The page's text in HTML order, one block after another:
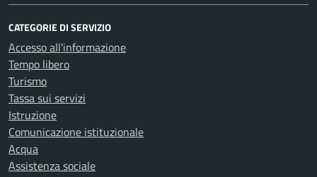
CATEGORIE DI SERVIZIO
Accesso all'informazione
Tempo libero
Turismo
Tassa sui servizi
Istruzione
Comunicazione istituzionale
Acqua
Assistenza sociale